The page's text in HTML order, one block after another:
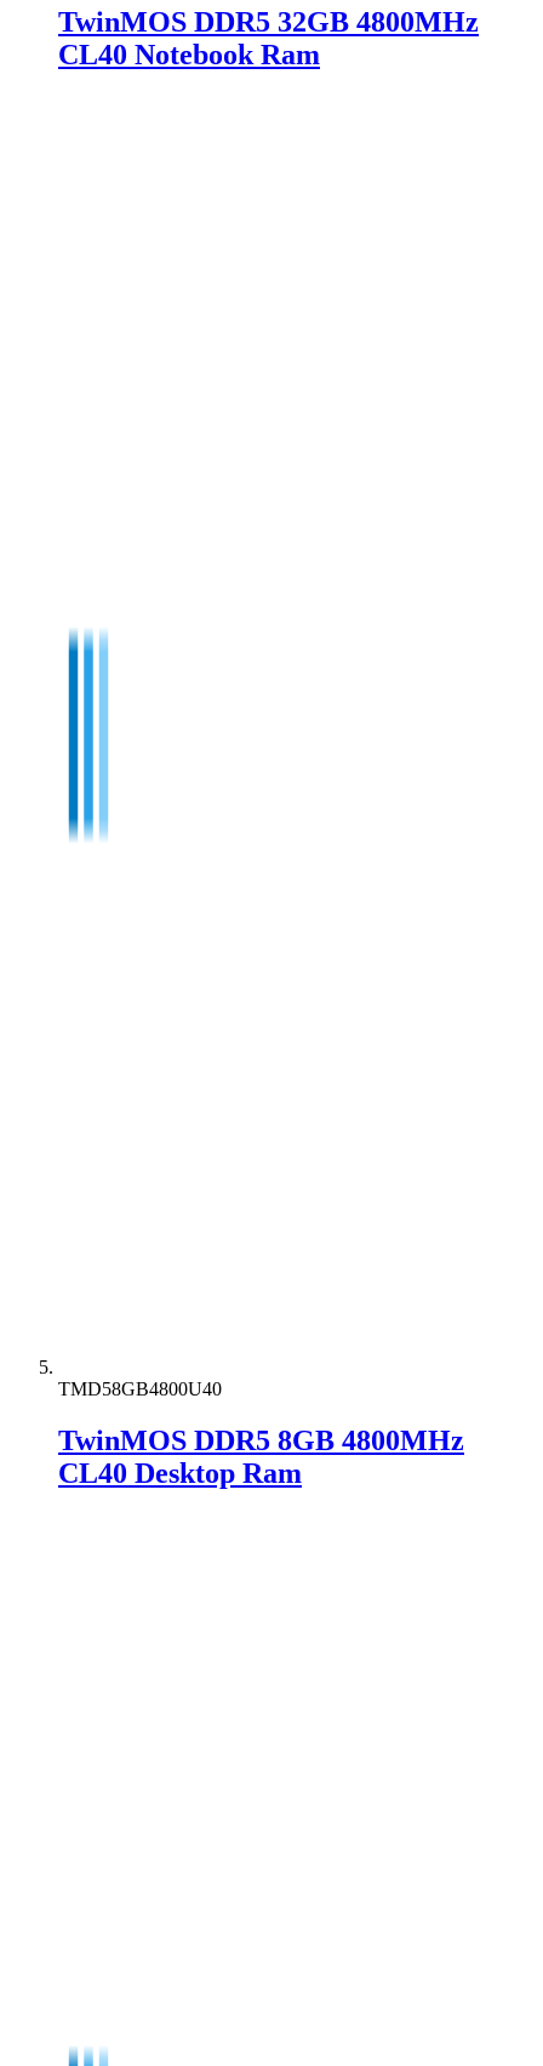
TwinMOS DDR5 32GB 4800MHz
CL40 Notebook Ram
TMD58GB4800U40
TwinMOS DDR5 8GB 4800MHz
CL40 Desktop Ram